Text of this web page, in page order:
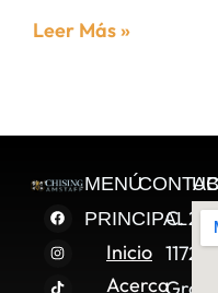
Leer Más »
MENÚ
PRINCIPAL
Inicio
Acerca
C. 2
11722,